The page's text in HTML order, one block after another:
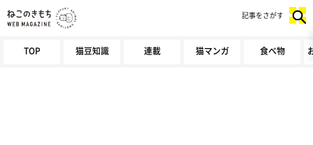
TOP 猫豆知識 連載 猫マンガ 食べ物
記事をさがす